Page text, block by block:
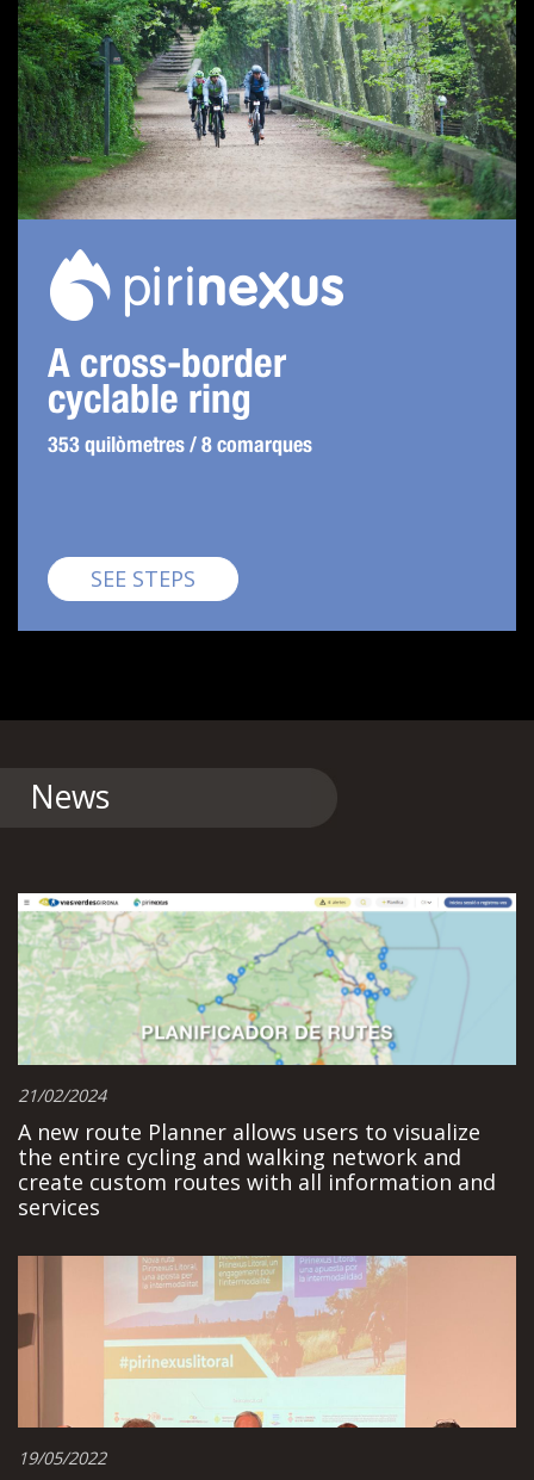
A cross-border
cyclable ring
353 quilòmetres / 8 comarques
SEE STEPS Pirinexus
News
21/02/2024
A new route Planner allows users to visualize
the entire cycling and walking network and
create custom routes with all information and
services
19/05/2022